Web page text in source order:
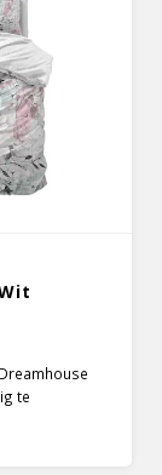
te
en
en grijs.